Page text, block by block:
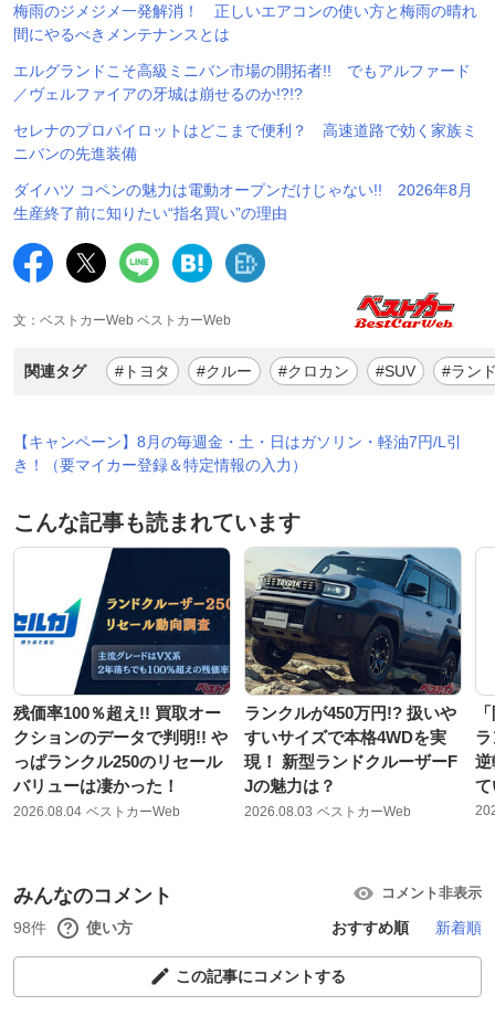
梅雨のジメジメ一発解消！ 正しいエアコンの使い方と梅雨の晴れ
間にやるべきメンテナンスとは
エルグランドこそ高級ミニバン市場の開拓者!! でもアルファード
／ヴェルファイアの牙城は崩せるのか!?!?
セレナのプロパイロットはどこまで便利？ 高速道路で効く家族ミ
ニバンの先進装備
ダイハツ コペンの魅力は電動オープンだけじゃない!! 2026年8月
生産終了前に知りたい“指名買い”の理由
文：ベストカーWeb ベストカーWeb
関連タグ #トヨタ #クルー #クロカン #SUV #ラン
【キャンペーン】8月の毎週金・土・日はガソリン・軽油7円/L引
き！（要マイカー登録＆特定情報の入力）
こんな記事も読まれています
残価率100％超え!! 買取オー
クションのデータで判明!! や
っぱランクル250のリセール
バリューは凄かった！
2026.08.04 ベストカーWeb
ランクルが450万円!? 扱いや
すいサイズで本格4WDを実
現！ 新型ランドクルーザーF
Jの魅力は？
2026.08.03 ベストカーWeb
逆
て
みんなのコメント コメント非表示
98件 使い方 おすすめ順 新着順
この記事にコメントする